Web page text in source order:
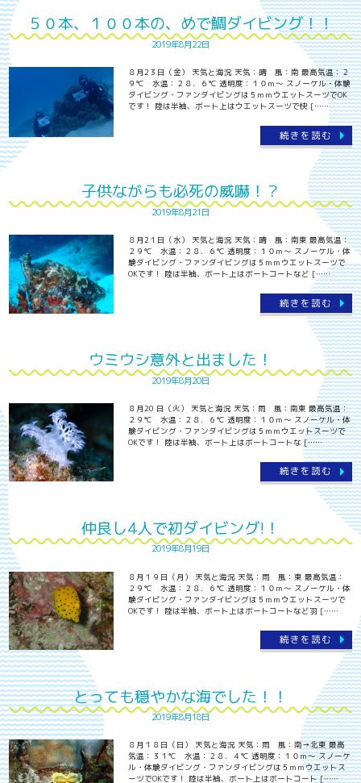
５０本、１００本の、めで鯛ダイビング！！
2019年8月22日
８月2３日（金） 天気と海況 天気：晴 風：南 最高気温：２
９℃ 水温：２８．６℃ 透明度：１０ｍ～ スノーケル・体験
ダイビング・ファンダイビングは５ｍｍウエットスーツでOK
です！ 陸は半袖、ボート上はウエットスーツで快 [……
続きを読む
子供ながらも必死の威嚇！？
2019年8月21日
８月2１日（水） 天気と海況 天気：晴 風：南東 最高気温：
２９℃ 水温：２８．６℃ 透明度：１０ｍ～ スノーケル・体
験ダイビング・ファンダイビングは５ｍｍウエットスーツで
OKです！ 陸は半袖、ボート上はボートコートなど [……
続きを読む
ウミウシ意外と出ました！
2019年8月20日
８月20 日（火） 天気と海況 天気：雨 風：南東 最高気温：
２９℃ 水温：２８．６℃ 透明度：１０ｍ～ スノーケル・体
験ダイビング・ファンダイビングは５ｍｍウエットスーツで
OKです！ 陸は半袖、ボート上はボートコートな [……
続きを読む
仲良し4人で初ダイビング!！
2019年8月19日
８月１９日（月） 天気と海況 天気：雨 風：東 最高気温：
２９℃ 水温：２８．６℃ 透明度：１０ｍ～ スノーケル・体
験ダイビング・ファンダイビングは５ｍｍウエットスーツで
OKです！ 陸は半袖、ボート上はボートコートなど羽 [……
続きを読む
とっても穏やかな海でした！！
2019年8月18日
８月１８日（日） 天気と海況 天気：雨 風：南→北東 最高
気温：３１℃ 水温：２８．４℃ 透明度：１０ｍ～ スノーケ
ル・体験ダイビング・ファンダイビングは５ｍｍウエットス
ーツでOKです！ 陸は半袖、ボート上はボートコート [……